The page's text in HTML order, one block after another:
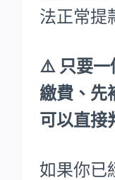
法正常提
⚠️ 只要一
繳費、先
可以直接
如果你已